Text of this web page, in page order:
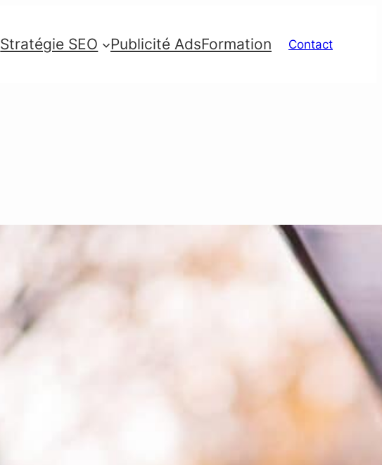
Stratégie SEO Publicité AdsFormation Contact